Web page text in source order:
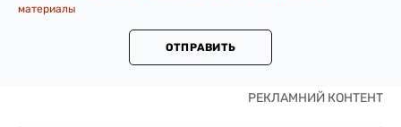
материалы
ОТПРАВИТЬ